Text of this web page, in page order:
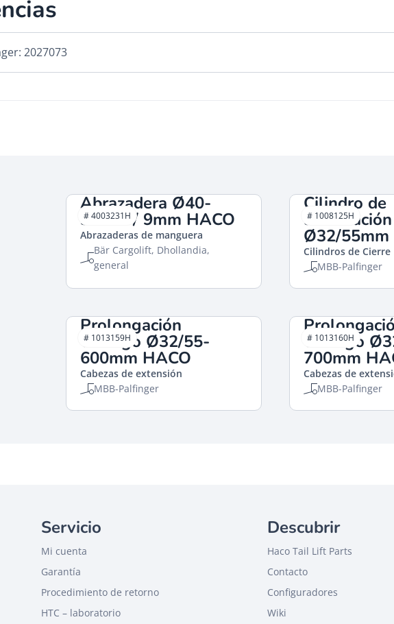
2027073
Abrazadera Ø40-
90mm / 9mm HACO
Abrazaderas de manguera
Bär Cargolift, Dhollandia,
general
# 4003231H
Cilindro de
articulación
Ø32/55mm
Cilindros de Cierre
MBB-Palfinger
# 1008125H
Prolongación
vástago Ø32/55-
600mm HACO
Cabezas de extensión
MBB-Palfinger
# 1013159H vástago
700mm
Cabezas de
MBB-Palfinger
# 1013160H
Servicio
Mi cuenta
Garantía
Procedimiento de retorno
HTC – laboratorio
Descubrir
Haco Tail Lift Parts
Contacto
Configuradores
Wiki